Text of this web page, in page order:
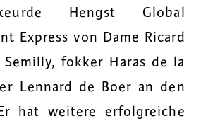
Hengst Global
Express von Dame Ricard
fokker Haras de la
Lennard de Boer an den
hat weitere erfolgreiche